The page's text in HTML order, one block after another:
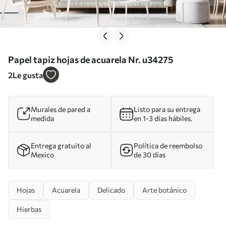
Papel tapiz hojas de acuarela Nr. u34275
2Le gusta
Murales de pared a
medida
Listo para su entrega
en 1-3 días hábiles.
Entrega gratuito al
Mexico
Política de reembolso
de 30 días
Hojas Acuarela Delicado Arte botánico
Hierbas